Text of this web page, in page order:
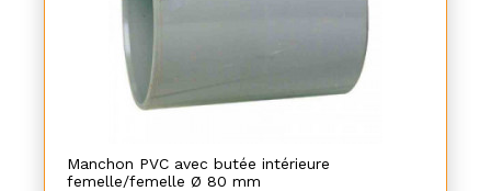
Manchon PVC avec butée intérieure
femelle/femelle Ø 80 mm